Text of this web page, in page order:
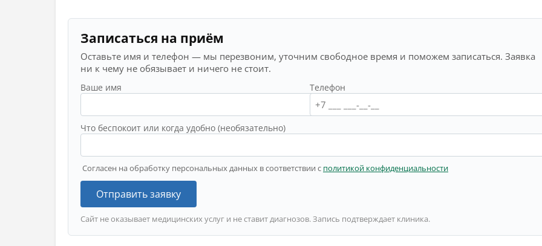
Записаться на приём
Оставьте имя и телефон — мы перезвоним, уточним свободное время и поможем записаться. Заявка
ни к чему не обязывает и ничего не стоит.
Ваше имя Телефон
Что беспокоит или когда удобно (необязательно)
Согласен на обработку персональных данных в соответствии с политикой конфиденциальности
Отправить заявку
Сайт не оказывает медицинских услуг и не ставит диагнозов. Запись подтверждает клиника.